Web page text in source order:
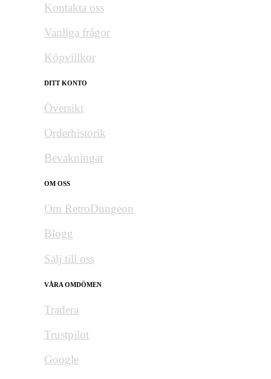
Kontakta oss
Vanliga frågor
Köpvillkor
DITT KONTO
Översikt
Orderhistorik
Bevakningar
OM OSS
Om RetroDungeon
Blogg
Sälj till oss
VÅRA OMDÖMEN
Tradera
Trustpilot
Google